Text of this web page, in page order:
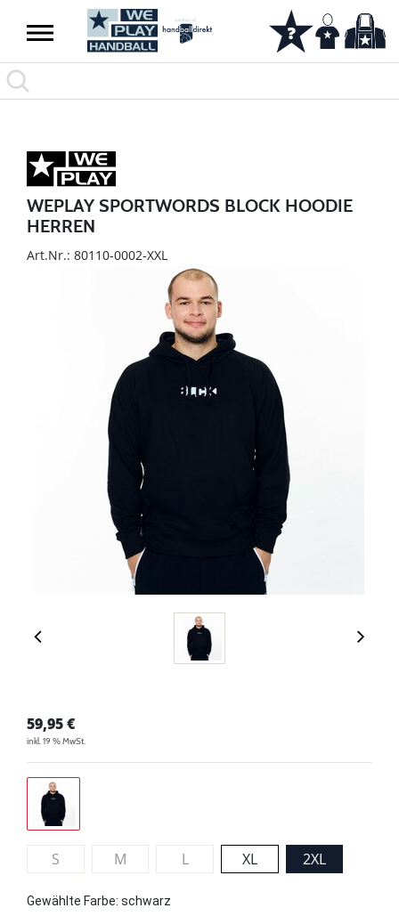
WEPLAY SPORTWORDS BLOCK HOODIE
HERREN
Art.Nr.: 80110-0002-XXL
59,95€
inkl. 19 % MwSt.
S M L XL 2XL
Gewählte Farbe: schwarz